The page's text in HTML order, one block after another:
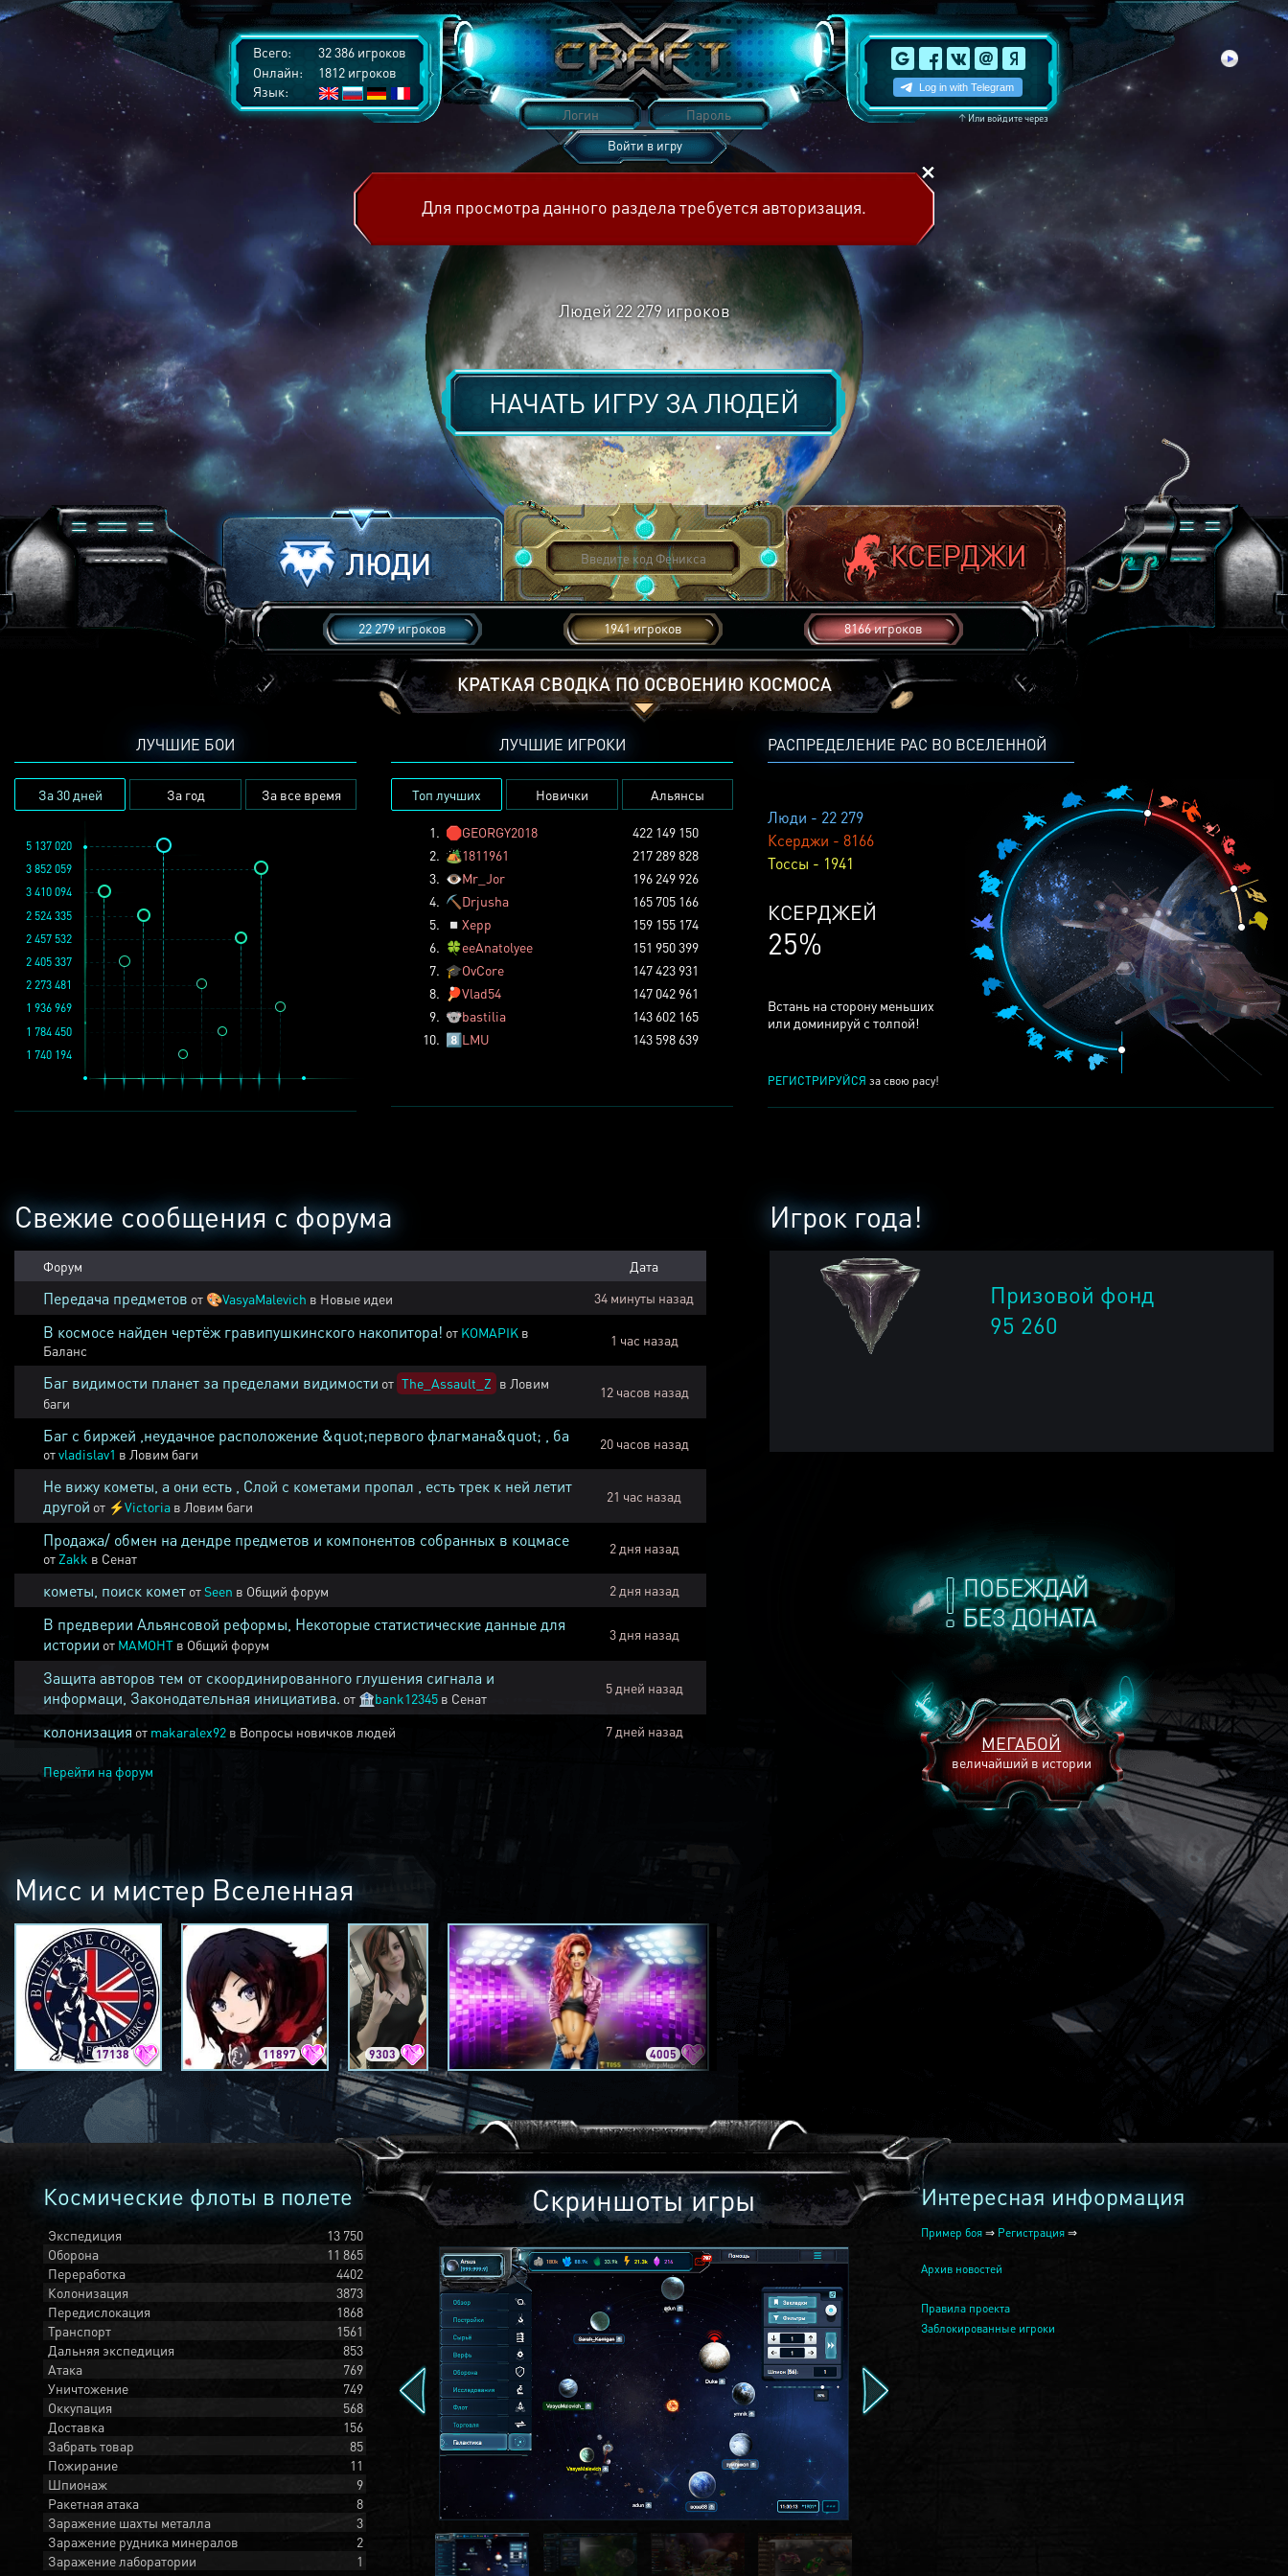
Всего:
32 386 игроков
Онлайн:
1812 игроков
Язык:
↑Или войдите через
Войти в игру
Для просмотра данного раздела требуется авторизация.
Людей 22 279игроков
НАЧАТЬ ИГРУ ЗАЛЮДЕЙ
22 279 игроков 1941 игроков 8166 игроков
КРАТКАЯ СВОДКА ПО ОСВОЕНИЮ КОСМОСА
РАСПРЕДЕЛЕНИЕ РАС ВО ВСЕЛЕННОЙ
Люди - 22 279
Ксерджи - 8166
Тоссы - 1941
КСЕРДЖЕЙ
25%
Встань на сторону меньших
или доминируй с толпой!
РЕГИСТРИРУЙСЯ за свою расу!
ЛУЧШИЕ БОИ
За 30 дней За год За все время
1 936 969
3 852 059
2 457 532
1 784 450
2 273 481
1 740 194
5 137 020
2 524 335
2 405 337
3 410 094
ЛУЧШИЕ ИГРОКИ
Топ лучших Новички Альянсы
1. 🛑GEORGY2018
422 149 150
2. 🏕️1811961
217 289 828
3. 👁️Mr_Jor
196 249 926
4. ⛏️ Drjusha
165 705 166
5.
◽ Xepp
159 155 174
6. 🍀eeAnatolyee
151 950 399
7. 🎓OvCore
147 423 931
8.
🏓Vlad54
147 042 961
9. 🐨bastilia
143 602 165
10. 8️⃣LMU 143 598 639
ПОБЕЖДАЙ
БЕЗ ДОНАТА
МЕГАБОЙ
величайший в истории
Игрок года!
Призовой фонд
95 260
Свежие сообщения с форума
Форум Дата
Передача предметов от 🎨VasyaMalevich в Новые идеи 34 минуты назад
В космосе найден чертёж гравипушкинского накопитора! от KOMAPIK в
Баланс
1 час назад
Баг видимости планет за пределами видимости от The_Assault_Z в Ловим
баги
12 часов назад
Баг с биржей ,неудачное расположение &quot;первого флагмана&quot; , ба
отvladislav1 в Ловим баги
20 часов назад
Не вижу кометы, а они есть , Слой с кометами пропал , есть трек к ней летит
другой от ⚡Victoria в Ловим баги
21 час назад
Продажа/ обмен на дендре предметов и компонентов собранных в коцмасе
от Zakk в Сенат
2 дня назад
кометы, поиск комет отSeen в Общий форум 2 дня назад
В предверии Альянсовой реформы, Некоторые статистические данные для
истории от MAMOHT в Общий форум
3 дня назад
Защита авторов тем от скоординированного глушения сигнала и
информаци, Законодательная инициатива. от 🏦bank12345 в Сенат
5 дней назад
колонизация от makaralex92 в Вопросы новичков людей 7 дней назад
Перейти на форум
Мисс и мистер Вселенная
17138 11897 9303 4005 2240
Космические флоты в полете
Экспедиция
13 750
Оборона
11 865
Переработка
4402
Колонизация
3873
Передислокация
1868
Транспорт
1561
Дальняя экспедиция
853
Атака
769
Уничтожение
749
Оккупация
568
Доставка
156
Забрать товар
85
Пожирание
11
Шпионаж
9
Ракетная атака
8
Заражение шахты металла
3
Заражение рудника минералов
2
Заражение лаборатории
1
Скриншоты игры Интересная информация
Пример боя ⇒ Регистрация ⇒
Архив новостей
Правила проекта
Заблокированные игроки